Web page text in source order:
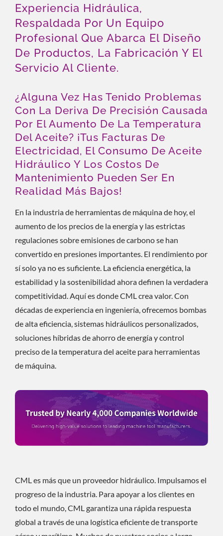
Experiencia Hidráulica,
Respaldada Por Un Equipo
Profesional Que Abarca El Diseño
De Productos, La Fabricación Y El
Servicio Al Cliente.
¿Alguna Vez Has Tenido Problemas
Con La Deriva De Precisión Causada
Por El Aumento De La Temperatura
Del Aceite? ¡Tus Facturas De
Electricidad, El Consumo De Aceite
Hidráulico Y Los Costos De
Mantenimiento Pueden Ser En
Realidad Más Bajos!
En la industria de herramientas de máquina de hoy, el
aumento de los precios de la energía y las estrictas
regulaciones sobre emisiones de carbono se han
convertido en presiones importantes. El rendimiento por
sí solo ya no es suficiente. La eficiencia energética, la
estabilidad y la sostenibilidad ahora definen la verdadera
competitividad. Aquí es donde CML crea valor. Con
décadas de experiencia en ingeniería, ofrecemos bombas
de alta eficiencia, sistemas hidráulicos personalizados,
soluciones híbridas de ahorro de energía y control
preciso de la temperatura del aceite para herramientas
de máquina.
CML es más que un proveedor hidráulico. Impulsamos el
progreso de la industria. Para apoyar a los clientes en
todo el mundo, CML garantiza una rápida respuesta
global a través de una logística eficiente de transporte